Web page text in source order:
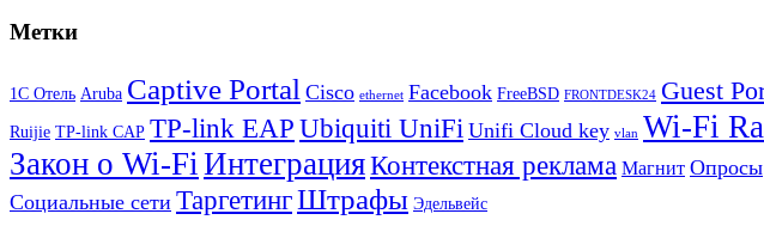
Метки
1С Отель Aruba Captive Portal Cisco ethernet Facebook FreeBSD FRONTDESK24 Guest
Ruijie TP-link CAP TP-link EAP Ubiquiti UniFi Unifi Cloud key vlan Wi-Fi
Закон о Wi-Fi ИнтеграцияКонтекстная реклама Магнит Опросы
Социальные сети ТаргетингШтрафы Эдельвейс